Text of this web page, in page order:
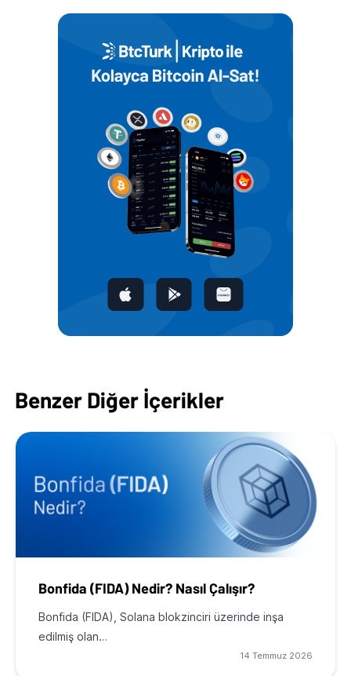
Benzer Diğer İçerikler
Bonfida (FIDA) Nedir? Nasıl Çalışır?
Bonfida (FIDA), Solana blokzinciri üzerinde inşa
edilmiş olan…
14 Temmuz 2026